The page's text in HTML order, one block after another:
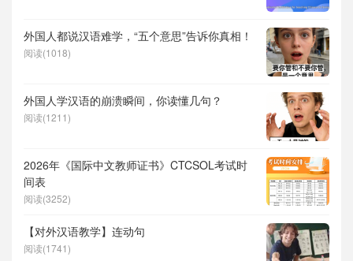
外国人都说汉语难学，“五个意思”告诉你真相！
阅读(1018)
外国人学汉语的崩溃瞬间，你读懂几句？
阅读(1211)
2026年《国际中文教师证书》CTCSOL考试时
间表
阅读(3252)
【对外汉语教学】连动句
阅读(1741)